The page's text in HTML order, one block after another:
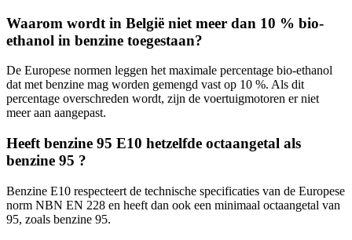
Waarom wordt in België niet meer dan 10 % bio-
ethanol in benzine toegestaan?
De Europese normen leggen het maximale percentage bio-ethanol
dat met benzine mag worden gemengd vast op 10 %. Als dit
percentage overschreden wordt, zijn de voertuigmotoren er niet
meer aan aangepast.
Heeft benzine 95 E10 hetzelfde octaangetal als
benzine 95 ?
Benzine E10 respecteert de technische specificaties van de Europese
norm NBN EN 228 en heeft dan ook een minimaal octaangetal van
95, zoals benzine 95.